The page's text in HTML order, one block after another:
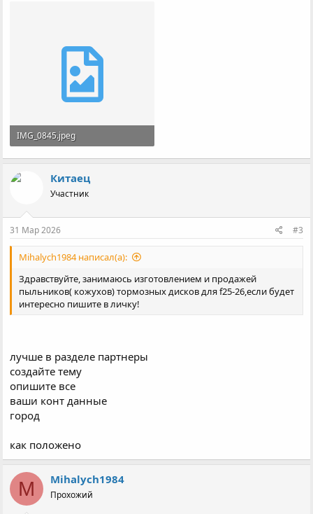
IMG_0845.jpeg
6.9 MB · Просмотры: 1
Китаец
Участник
31 Мар 2026 #3
Mihalych1984 написал(а):
Здравствуйте, занимаюсь изготовлением и продажей
пыльников( кожухов) тормозных дисков для f25-26,если будет
интересно пишите в личку!
лучше в разделе партнеры
создайте тему
опишите все
ваши конт данные
город
как положено
M Mihalych1984
Прохожий